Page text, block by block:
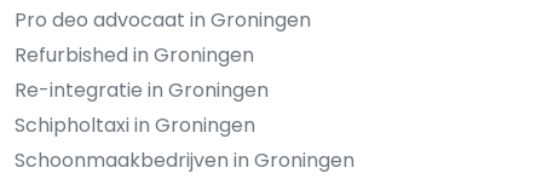
Pro deo advocaat in Groningen
Refurbished in Groningen
Re-integratie in Groningen
Schipholtaxi in Groningen
Schoonmaakbedrijven in Groningen